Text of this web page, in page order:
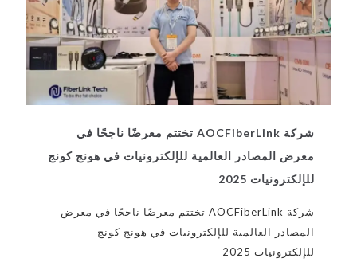
شركة AOCFiberLink تختتم معرضًا ناجحًا في
معرض المصادر العالمية للإلكترونيات في هونج كونج
للإلكترونيات 2025
شركة AOCFiberLink تختتم معرضًا ناجحًا في معرض
المصادر العالمية للإلكترونيات في هونج كونج
للإلكترونيات 2025